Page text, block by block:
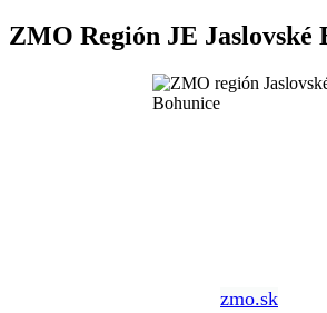
ZMO Región JE Jaslovské
zmo.sk